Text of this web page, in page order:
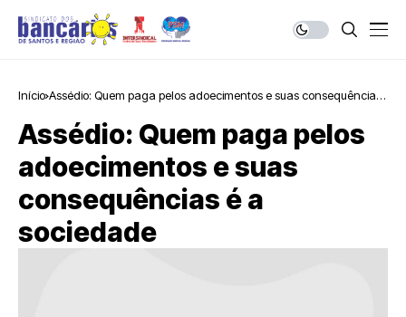
Início Assédio: Quem paga pelos adoecimentos e suas consequências
Assédio: Quem paga pelos
adoecimentos e suas
consequências é a
sociedade